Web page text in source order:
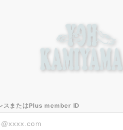
スまたはPlus member ID